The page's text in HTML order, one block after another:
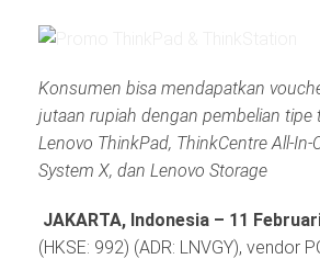
Konsumen bisa mendapatkan
jutaan rupiah dengan pembelian
Lenovo ThinkPad, ThinkCentre All-In-
System X, dan Lenovo Storage
JAKARTA, Indonesia – 11
(HKSE: 992) (ADR: LNVGY), vendor